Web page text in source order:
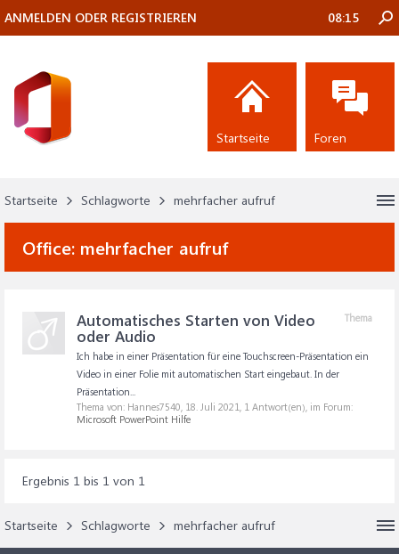
Startseite Schlagworte mehrfacher aufruf
Office: mehrfacher aufruf
Thema
Automatisches Starten von Video
oder Audio
Ich habe in einer Präsentation für eine Touchscreen-Präsentation ein
Video in einer Folie mit automatischen Start eingebaut. In der
Präsentation...
Thema von: Hannes7540, 18. Juli 2021, 1 Antwort(en), im Forum:
Microsoft PowerPoint Hilfe
Ergebnis 1 bis 1 von 1
Startseite Schlagworte mehrfacher aufruf
ANMELDEN ODER REGISTRIEREN 08:15
Startseite Foren